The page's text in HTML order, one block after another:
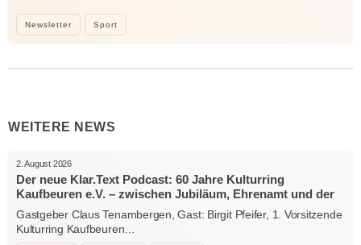
Newsletter Sport
WEITERE NEWS
2. August 2026
Der neue Klar.Text Podcast: 60 Jahre Kulturring
Kaufbeuren e.V. – zwischen Jubiläum, Ehrenamt und der
Kraft der Kultur
Gastgeber Claus Tenambergen, Gast: Birgit Pfeifer, 1. Vorsitzende
Kulturring Kaufbeuren…